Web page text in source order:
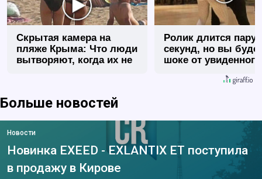
Скрытая камера на
пляже Крыма: Что люди
вытворяют, когда их не
Ролик длится пару
секунд, но вы
шоке от увиденного
Больше новостей
Новости
Новинка EXEED - EXLANTIX ET поступила
в продажу в Кирове